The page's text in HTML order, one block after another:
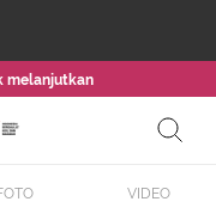
melanjutkan
VIDEO